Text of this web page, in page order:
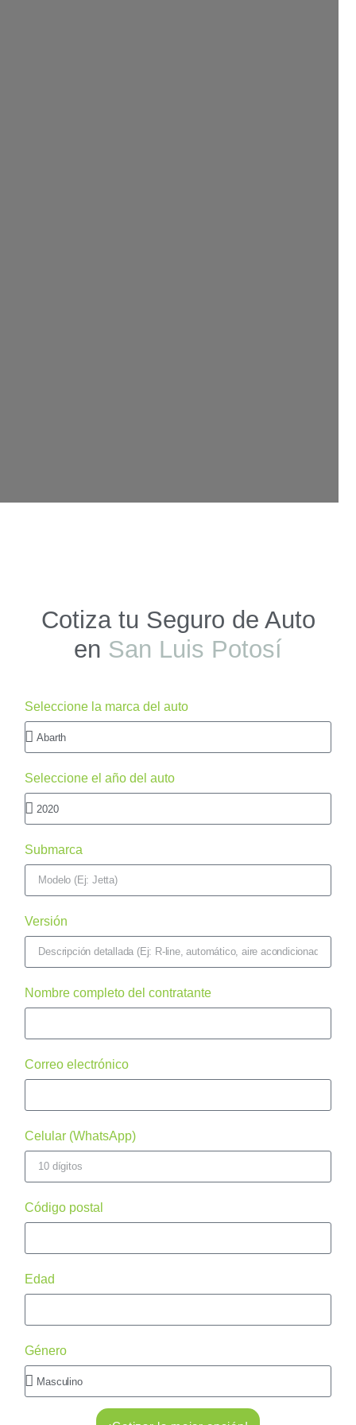
Cotiza tu Seguro de Auto
en San Luis Potosí
Seleccione la marca del auto
Seleccione el año del auto
Submarca
Versión
Nombre completo del contratante
Correo electrónico
Celular (WhatsApp)
Código postal
Edad
Género